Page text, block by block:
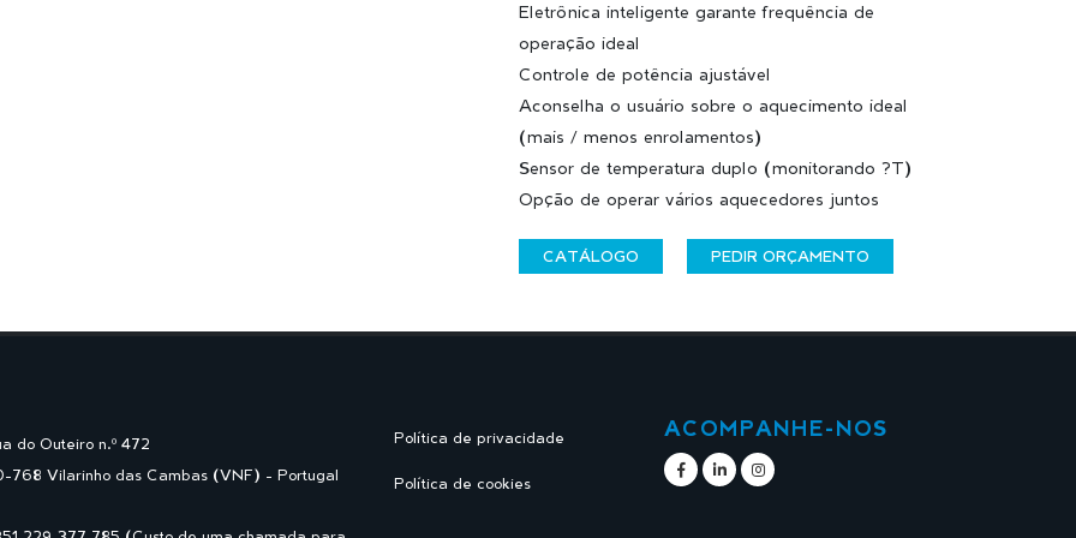
Eletrônica inteligente garante frequência de
operação ideal
Controle de potência ajustável
Aconselha o usuário sobre o aquecimento ideal
(mais / menos enrolamentos)
Sensor de temperatura duplo (monitorando ?T)
Opção de operar vários aquecedores juntos
CATÁLOGO PEDIR ORÇAMENTO
do Outeiro n.º 472
768 Vilarinho das Cambas (VNF) - Portugal
Política de privacidade
Política de cookies
ACOMPANHE-NOS